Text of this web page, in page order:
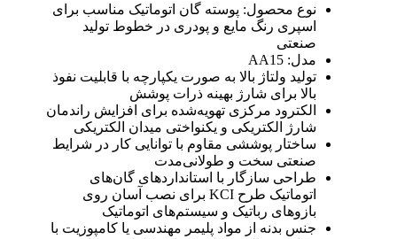
نوع محصول: پوسته گان اتوماتیک مناسب برای
اسپری رنگ مایع و پودری در خطوط تولید
صنعتی
مدل: AA15
تولید ولتاژ بالا به صورت یکپارچه با قابلیت نفوذ
بالا برای شارژ بهینه ذرات پوشش
الکترود مرکزی تهویه‌شده برای افزایش راندمان
شارژ الکتریکی و یکنواختی میدان الکتریکی
ساختار پوششی مقاوم با توانایی کار در شرایط
صنعتی سخت و طولانی‌مدت
طراحی سازگار با استانداردهای گان‌های
اتوماتیک طرح KCI برای نصب آسان روی
بازوهای رباتیک و سیستم‌های اتوماتیک
جنس بدنه از مواد پلیمر مهندسی یا کامپوزیت با